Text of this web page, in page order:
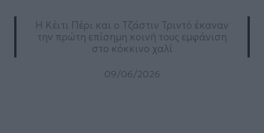
Η Κέιτι Πέρι και ο Τζάστιν Τριντό έκαναν
την πρώτη επίσημη κοινή τους εμφάνιση
στο κόκκινο χαλί
09/06/2026